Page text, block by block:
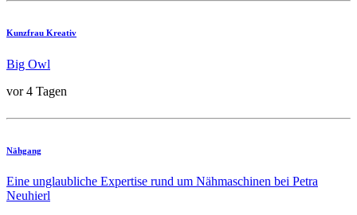
Kunzfrau Kreativ
Big Owl
vor 4 Tagen
Nähgang
Eine unglaubliche Expertise rund um Nähmaschinen bei Petra
Neuhierl